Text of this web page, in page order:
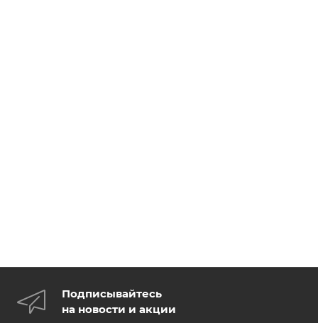
Подписывайтесь
на новости и акции